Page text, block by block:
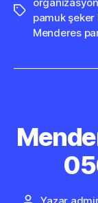
Etiketler
pamuk şeker
Menderes